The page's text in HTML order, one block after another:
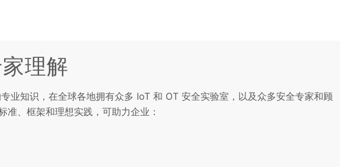
理解
业知识，在全球各地拥有众多 IoT 和 OT 安全实验室，以及众多安全专家和顾
准、框架和理想实践，可助力企业：